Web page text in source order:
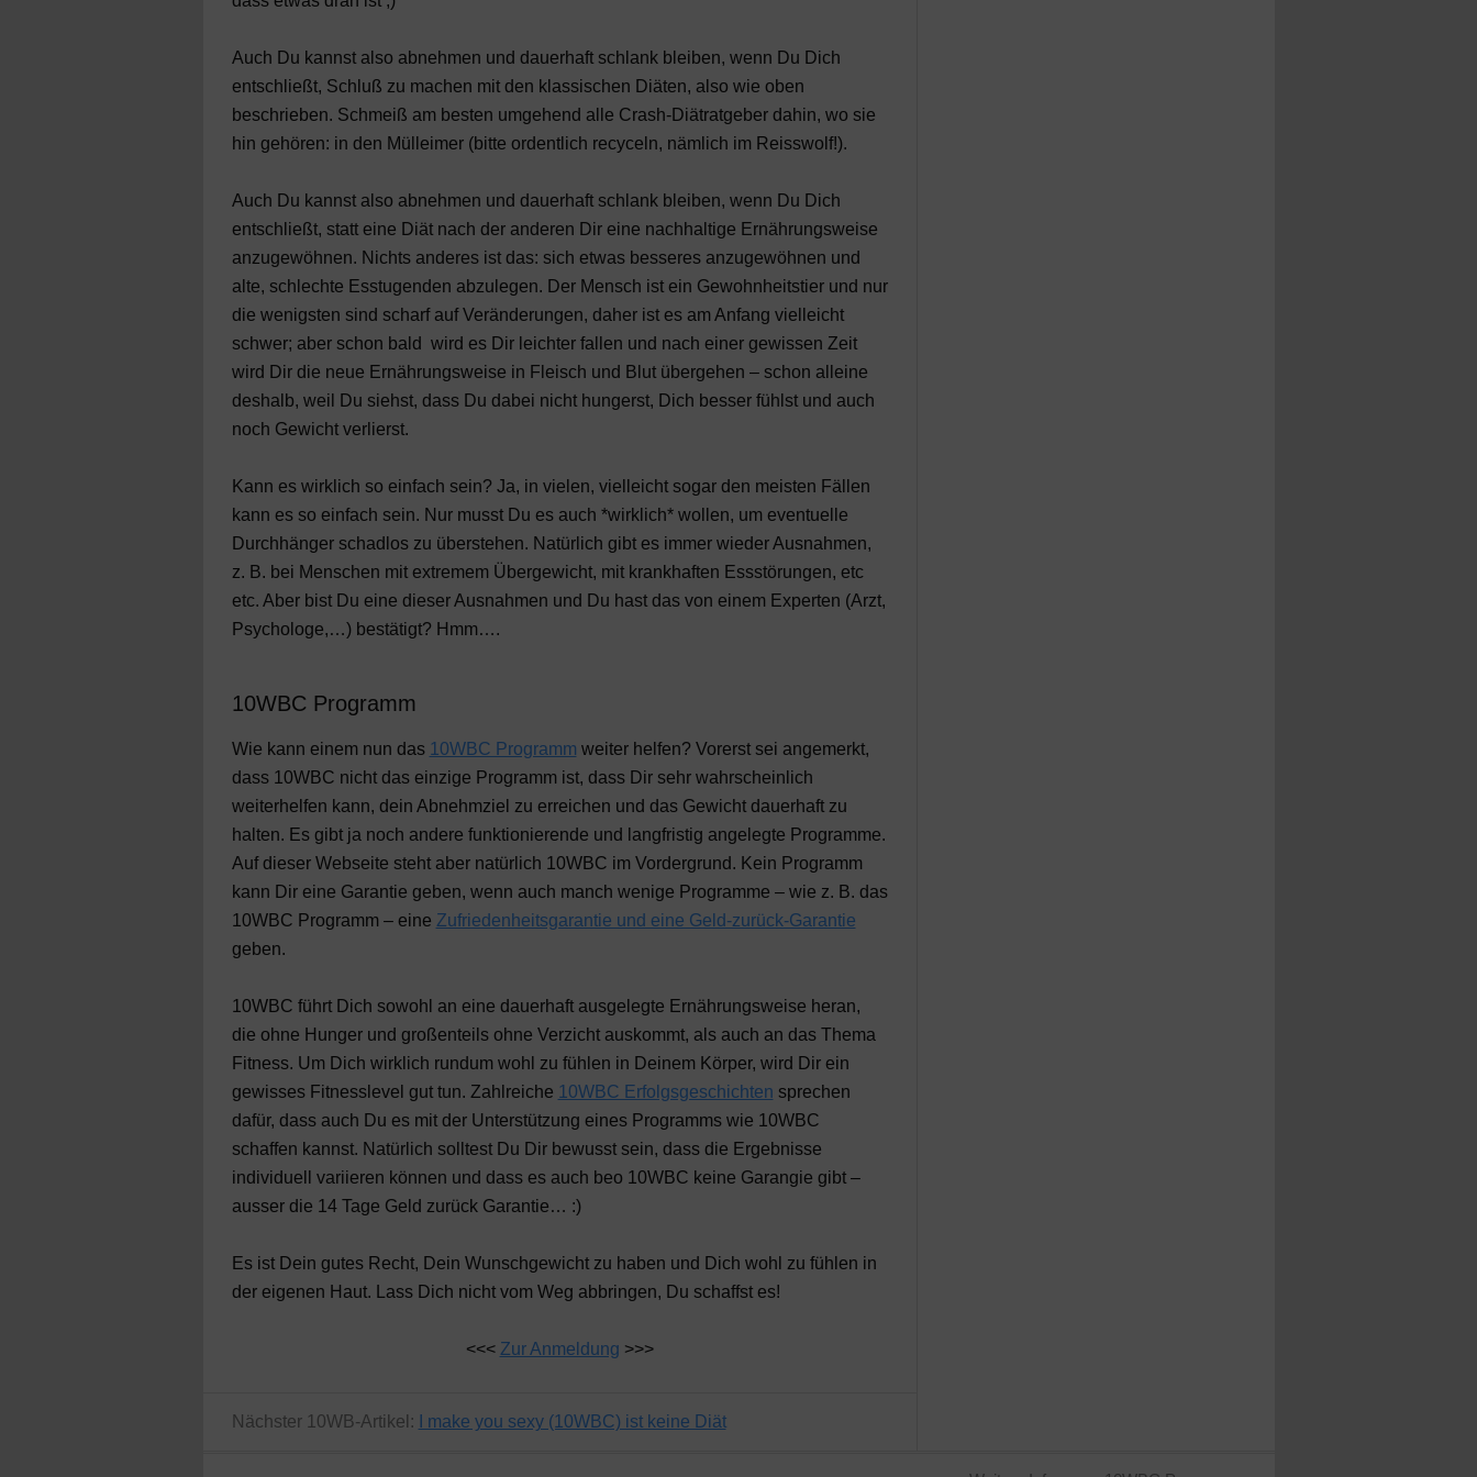
Auch Du kannst also abnehmen und dauerhaft schlank bleiben, wenn Du Dich
entschließt, Schluß zu machen mit den klassischen Diäten, also wie oben
beschrieben. Schmeiß am besten umgehend alle Crash-Diätratgeber dahin, wo sie
hin gehören: in den Mülleimer (bitte ordentlich recyceln, nämlich im Reisswolf!).
Auch Du kannst also abnehmen und dauerhaft schlank bleiben, wenn Du Dich
entschließt, statt eine Diät nach der anderen Dir eine nachhaltige Ernährungsweise
anzugewöhnen. Nichts anderes ist das: sich etwas besseres anzugewöhnen und
alte, schlechte Esstugenden abzulegen. Der Mensch ist ein Gewohnheitstier und nur
die wenigsten sind scharf auf Veränderungen, daher ist es am Anfang vielleicht
schwer; aber schon bald wird es Dir leichter fallen und nach einer gewissen Zeit
wird Dir die neue Ernährungsweise in Fleisch und Blut übergehen – schon alleine
deshalb, weil Du siehst, dass Du dabei nicht hungerst, Dich besser fühlst und auch
noch Gewicht verlierst.
Kann es wirklich so einfach sein? Ja, in vielen, vielleicht sogar den meisten Fällen
kann es so einfach sein. Nur musst Du es auch *wirklich* wollen, um eventuelle
Durchhänger schadlos zu überstehen. Natürlich gibt es immer wieder Ausnahmen,
z. B. bei Menschen mit extremem Übergewicht, mit krankhaften Essstörungen, etc
etc. Aber bist Du eine dieser Ausnahmen und Du hast das von einem Experten (Arzt,
Psychologe,…) bestätigt? Hmm….
10WBC Programm
Wie kann einem nun das 10WBC Programm weiter helfen? Vorerst sei angemerkt,
dass 10WBC nicht das einzige Programm ist, dass Dir sehr wahrscheinlich
weiterhelfen kann, dein Abnehmziel zu erreichen und das Gewicht dauerhaft zu
halten. Es gibt ja noch andere funktionierende und langfristig angelegte Programme.
Auf dieser Webseite steht aber natürlich 10WBC im Vordergrund. Kein Programm
kann Dir eine Garantie geben, wenn auch manch wenige Programme – wie z. B. das
10WBC Programm – eine Zufriedenheitsgarantie und eine Geld-zurück-Garantie
geben.
10WBC führt Dich sowohl an eine dauerhaft ausgelegte Ernährungsweise heran,
die ohne Hunger und großenteils ohne Verzicht auskommt, als auch an das Thema
Fitness. Um Dich wirklich rundum wohl zu fühlen in Deinem Körper, wird Dir ein
gewisses Fitnesslevel gut tun. Zahlreiche 10WBC Erfolgsgeschichten sprechen
dafür, dass auch Du es mit der Unterstützung eines Programms wie 10WBC
schaffen kannst. Natürlich solltest Du Dir bewusst sein, dass die Ergebnisse
individuell variieren können und dass es auch beo 10WBC keine Garangie gibt –
ausser die 14 Tage Geld zurück Garantie… :)
Es ist Dein gutes Recht, Dein Wunschgewicht zu haben und Dich wohl zu fühlen in
der eigenen Haut. Lass Dich nicht vom Weg abbringen, Du schaffst es!
<<< Zur Anmeldung >>>
Nächster 10WB-Artikel: I make you sexy (10WBC) ist keine Diät